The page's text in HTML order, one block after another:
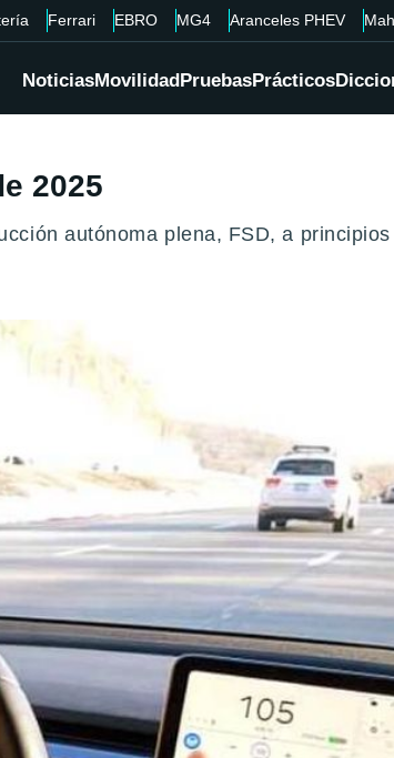
Ferrari EBRO MG4 Aranceles PHEV
NoticiasMovilidadPruebasPrácticos
2025
autónoma plena, FSD, a